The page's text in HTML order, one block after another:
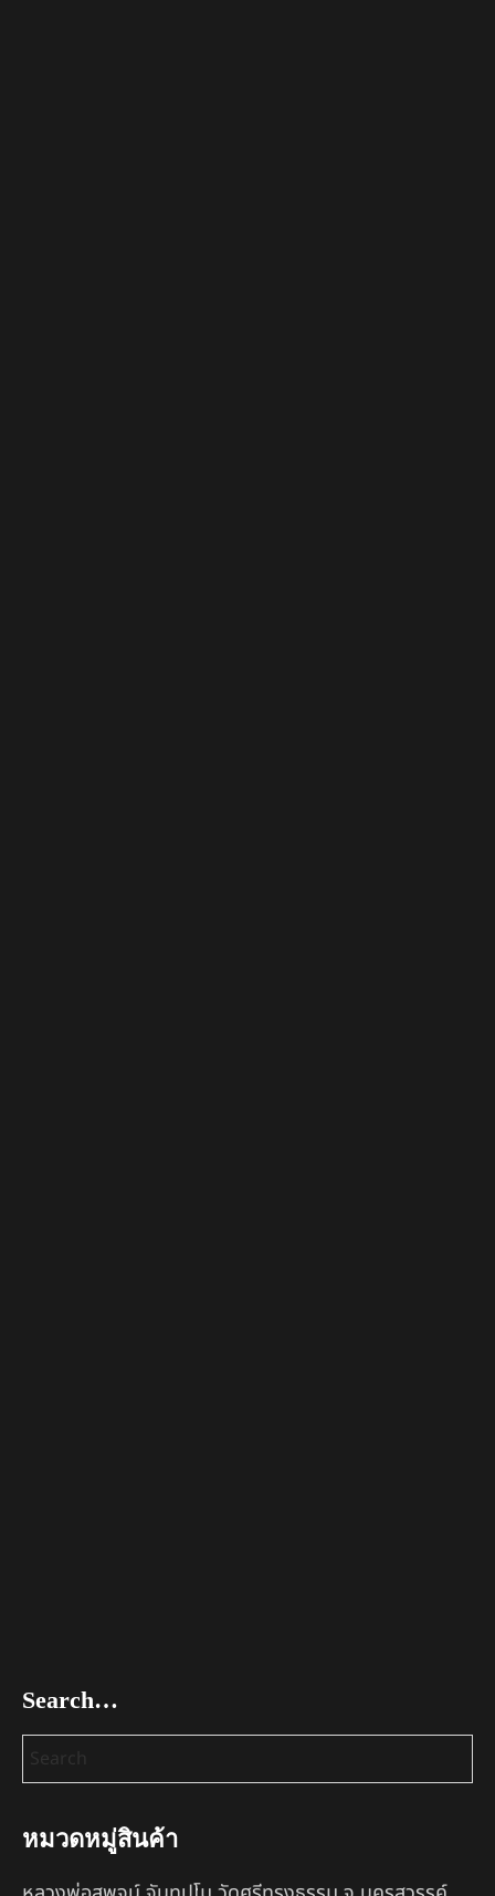
Search…
หมวดหมู่สินค้า